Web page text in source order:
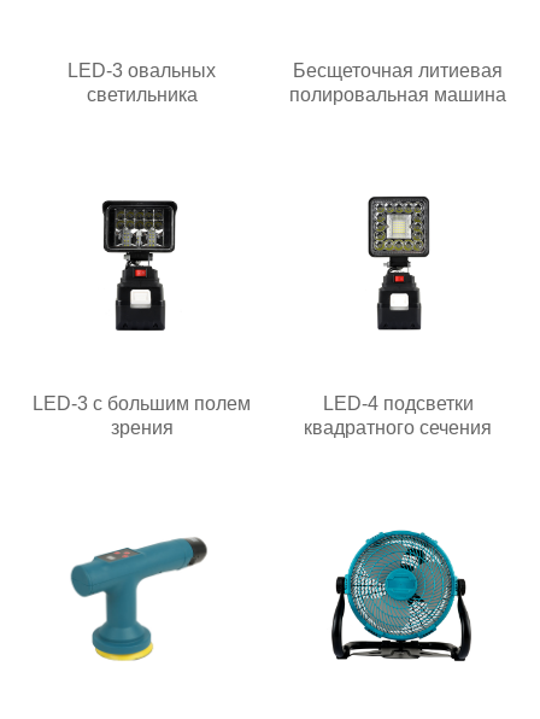
LED-3 овальных
светильника
Бесщеточная литиевая
полировальная машина
LED-3 с большим полем
зрения
LED-4 подсветки
квадратного сечения